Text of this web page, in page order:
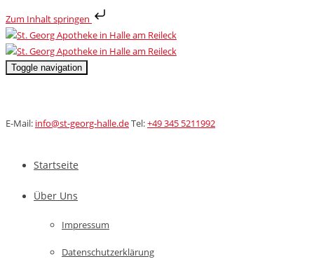
Zum Inhalt springen
Toggle navigation
E-Mail: info@st-georg-halle.deTel:+49 345 5211992
Startseite
Über Uns
Impressum
Datenschutzerklärung